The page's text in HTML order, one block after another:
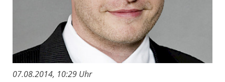
07.08.2014, 10:29 Uhr